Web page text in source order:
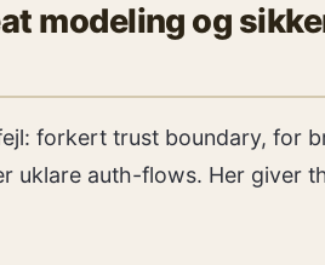
modeling og
forkert trust boundary, for
uklare auth-flows. Her giver